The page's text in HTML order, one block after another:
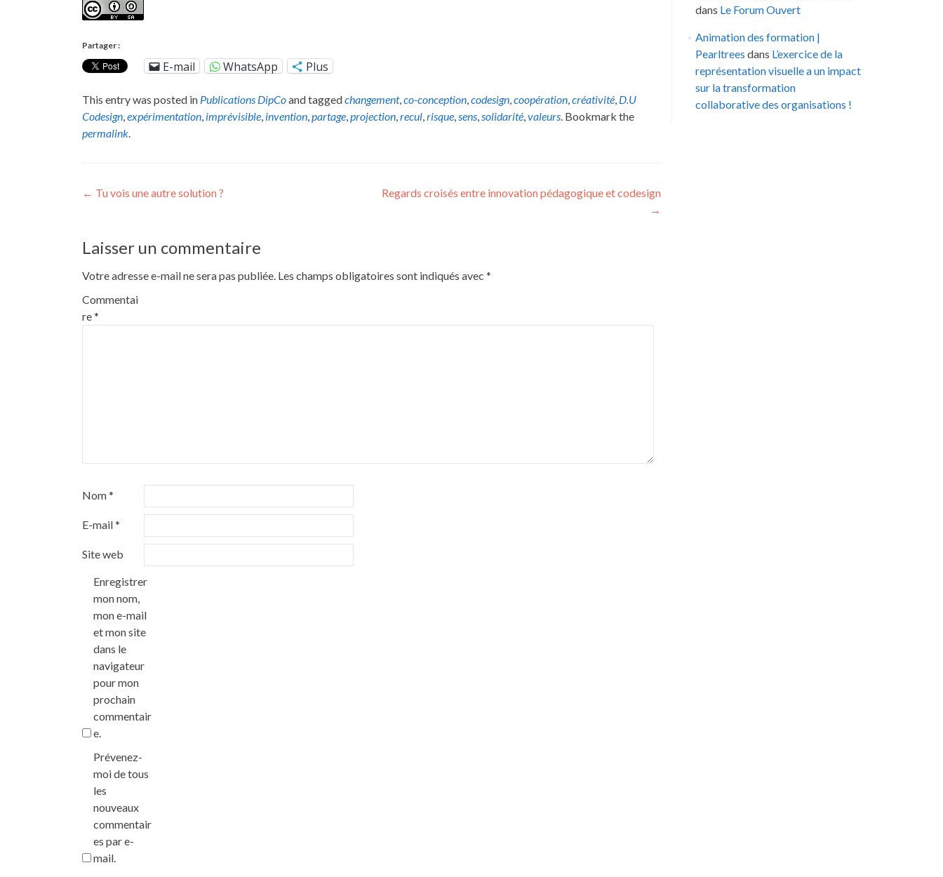
Partager :
E-mail WhatsApp Plus
This entry was posted in Publications DipCoand taggedchangement,co-conception,codesign,coopération,créativité, D.U
Codesign,expérimentation, imprévisible, invention,partage,projection,recul,risque,sens,solidarité,valeurs. Bookmark the
permalink.
Post
← Tu vois une autre solution ?
Regards croisés entre innovation pédagogique et codesign
→
Laisser un commentaire
Votre adresse e-mail ne sera pas publiée. Les champs obligatoires sont indiqués avec *
Commentai
re*
Nom*
E-mail*
Site web
Enregistrer
mon nom,
mon e-mail
et mon site
dans le
navigateur
pour mon
prochain
commentair
e.
Prévenez-
moi de tous
les
nouveaux
commentair
es par e-
mail.
dans Le Forum Ouvert
Animation des formation |
Pearltrees dans L’exercice de la
représentation visuelle a un impact
sur la transformation
collaborative des organisations !